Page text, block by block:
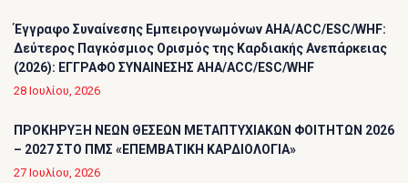
Έγγραφο Συναίνεσης Εμπειρογνωμόνων AHA/ACC/ESC/WHF:
Δεύτερος Παγκόσμιος Ορισμός της Καρδιακής Ανεπάρκειας
(2026): ΕΓΓΡΑΦΟ ΣΥΝΑΙΝΕΣΗΣ AHA/ACC/ESC/WHF
28 Ιουλίου, 2026
ΠΡΟΚΗΡΥΞΗ ΝΕΩΝ ΘΕΣΕΩΝ ΜΕΤΑΠΤΥΧΙΑΚΩΝ ΦΟΙΤΗΤΩΝ 2026
– 2027 ΣΤΟ ΠΜΣ «ΕΠΕΜΒΑΤΙΚΗ ΚΑΡΔΙΟΛΟΓΙΑ»
27 Ιουλίου, 2026